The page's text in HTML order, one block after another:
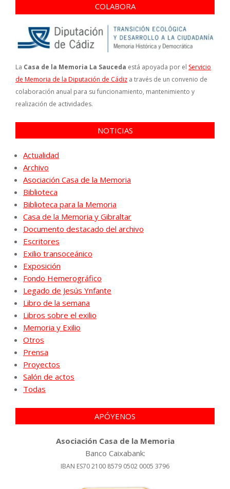
COLABORA
La Casa de la Memoria La Sauceda está apoyada por el Servicio
de Memoria de la Diputación de Cádiz a través de un convenio de
colaboración anual para su funcionamiento, mantenimiento y
realización de actividades.
NOTICIAS
Actualidad
Archivo
Asociación Casa de la Memoria
Biblioteca
Biblioteca para la Memoria
Casa de la Memoria y Gibraltar
Documento destacado del archivo
Escritores
Exilio transoceánico
Exposición
Fondo Hemerográfico
Legado de Jesús Ynfante
Libro de la semana
Libros sobre el exilio
Memoria y Exilio
Otros
Prensa
Proyectos
Salón de actos
Todas
APÓYENOS
Asociación Casa de la Memoria
Banco Caixabank:
IBAN ES70 2100 8579 0502 0005 3796